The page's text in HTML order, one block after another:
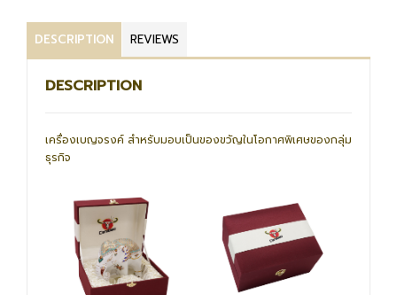
DESCRIPTION REVIEWS
DESCRIPTION
เครื่องเบญจรงค์ สำหรับมอบเป็นของขวัญในโอกาศพิเศษของกลุ่ม
ธุรกิจ